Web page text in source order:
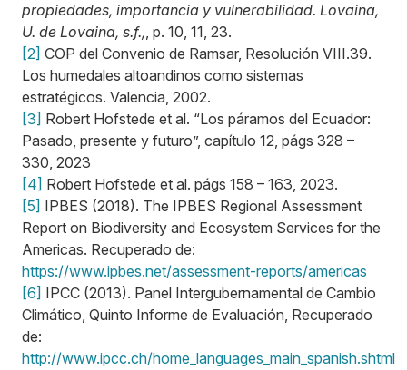
propiedades, importancia y vulnerabilidad. Lovaina,
U. de Lovaina, s.f.,, p. 10, 11, 23.
[2] COP del Convenio de Ramsar, Resolución VIII.39.
Los humedales altoandinos como sistemas
estratégicos. Valencia, 2002.
[3] Robert Hofstede et al. “Los páramos del Ecuador:
Pasado, presente y futuro”, capítulo 12, págs 328 –
330, 2023
[4] Robert Hofstede et al. págs 158 – 163, 2023.
[5] IPBES (2018). The IPBES Regional Assessment
Report on Biodiversity and Ecosystem Services for the
Americas. Recuperado de:
https://www.ipbes.net/assessment-reports/americas
[6] IPCC (2013). Panel Intergubernamental de Cambio
Climático, Quinto Informe de Evaluación, Recuperado
de:
http://www.ipcc.ch/home_languages_main_spanish.shtml